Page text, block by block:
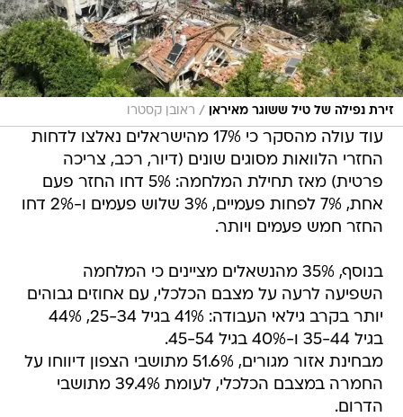
זירת נפילה של טיל ששוגר מאיראן / ראובן קסטרו
עוד עולה מהסקר כי 17% מהישראלים נאלצו לדחות
החזרי הלוואות מסוגים שונים (דיור, רכב, צריכה
פרטית) מאז תחילת המלחמה: 5% דחו החזר פעם
אחת, 7% לפחות פעמיים, 3% שלוש פעמים ו-2% דחו
החזר חמש פעמים ויותר.
בנוסף, 35% מהנשאלים מציינים כי המלחמה
השפיעה לרעה על מצבם הכלכלי, עם אחוזים גבוהים
יותר בקרב גילאי העבודה: 41% בגיל 25-34, 44%
בגיל 35-44 ו-40% בגיל 45-54.
מבחינת אזור מגורים, 51.6% מתושבי הצפון דיווחו על
החמרה במצבם הכלכלי, לעומת 39.4% מתושבי
הדרום.